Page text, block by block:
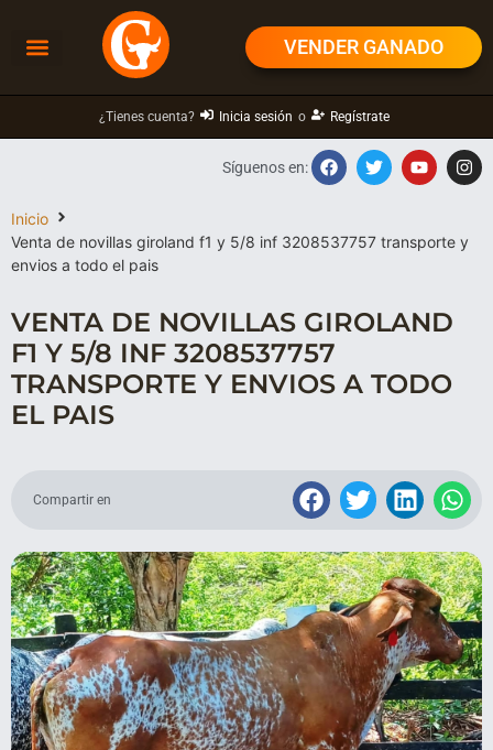
VENDER GANADO
¿Tienes cuenta? Inicia sesión o Regístrate
Inicio
Venta de novillas giroland f1 y 5/8 inf 3208537757 transporte y
envios a todo el pais
Síguenos en:
VENTA DE NOVILLAS GIROLAND
F1 Y 5/8 INF 3208537757
TRANSPORTE Y ENVIOS A TODO
EL PAIS
Compartir en